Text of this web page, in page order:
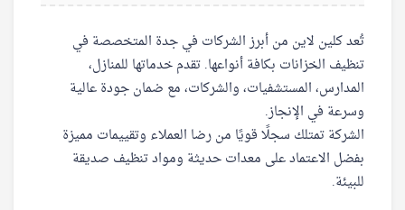
تُعد كلين لاين من أبرز الشركات في جدة المتخصصة في
تنظيف الخزانات بكافة أنواعها. تقدم خدماتها للمنازل،
المدارس، المستشفيات، والشركات، مع ضمان جودة عالية
وسرعة في الإنجاز.
الشركة تمتلك سجلًا قويًا من رضا العملاء وتقييمات مميزة
بفضل الاعتماد على معدات حديثة ومواد تنظيف صديقة
للبيئة.